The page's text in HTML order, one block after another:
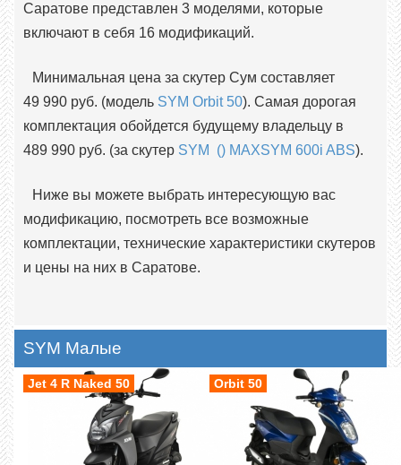
Саратове представлен 3 моделями, которые
включают в себя 16 модификаций.
Минимальная цена за скутер Сум составляет
49 990 руб. (модель SYM Orbit 50). Самая дорогая
комплектация обойдется будущему владельцу в
489 990 руб. (за скутер SYM () MAXSYM 600i ABS).
Ниже вы можете выбрать интересующую вас
модификацию, посмотреть все возможные
комплектации, технические характеристики скутеров
и цены на них в Саратове.
SYM Малые
Jet 4 R Naked 50 Orbit 50